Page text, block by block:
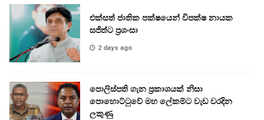
එක්සත් ජාතික පක්ෂයෙන් විපක්ෂ නායක
සජිත්ට ප්‍රශංසා
2 days ago
පොලිස්පති ගැන ප්‍රකාශයක් නිසා
පොහොට්ටුවේ මහ ලේකම්ට වැඩ වරදින
ලකුණු